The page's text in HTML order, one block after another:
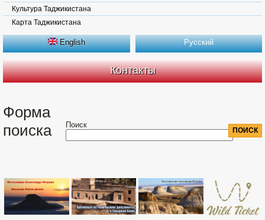
Культура Таджикистана
Карта Таджикистана
English Русский
Контакты
Форма
поиска
Поиск